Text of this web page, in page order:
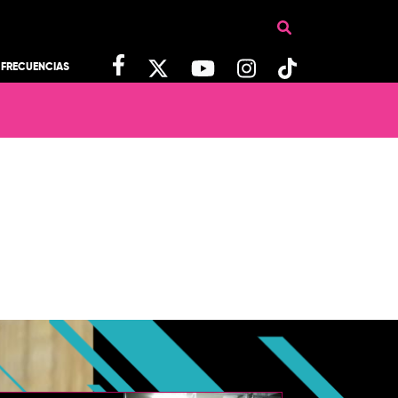
FRECUENCIAS